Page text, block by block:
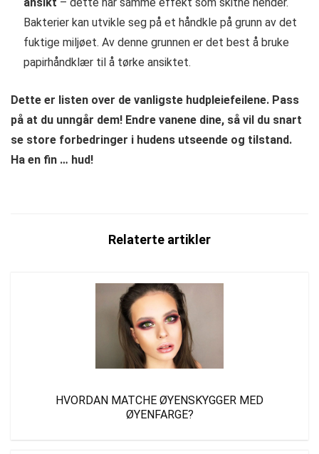
Bakterier kan utvikle seg på et håndkle på grunn av det
fuktige miljøet. Av denne grunnen er det best å bruke
papirhåndklær til å tørke ansiktet.
Dette er listen over de vanligste hudpleiefeilene. Pass
på at du unngår dem! Endre vanene dine, så vil du snart
se store forbedringer i hudens utseende og tilstand.
Ha en fin … hud!
Relaterte artikler
HVORDAN MATCHE ØYENSKYGGER MED
ØYENFARGE?